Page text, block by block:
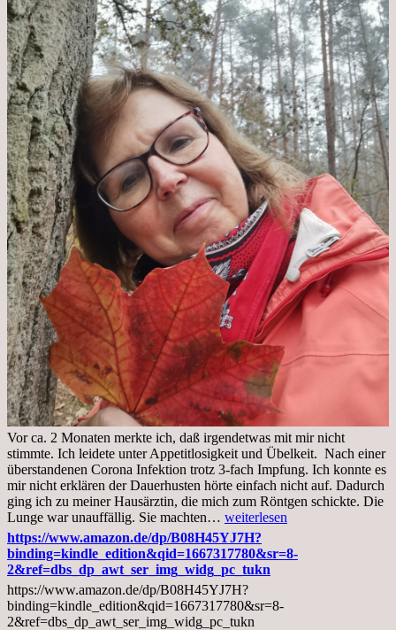
Vor ca. 2 Monaten merkte ich, daß irgendetwas mit mir nicht
stimmte. Ich leidete unter Appetitlosigkeit und Übelkeit. Nach einer
überstandenen Corona Infektion trotz 3-fach Impfung. Ich konnte es
mir nicht erklären der Dauerhusten hörte einfach nicht auf. Dadurch
ging ich zu meiner Hausärztin, die mich zum Röntgen schickte. Die
Lunge war unauffällig. Sie machten… Mittwoch,
02.11.2022,
Arztgespräch
und
Diagnose
Lebermetastasen
weiterlesen
https://www.amazon.de/dp/B08H45YJ7H?
binding=kindle_edition&qid=1667317780&sr=8-
2&ref=dbs_dp_awt_ser_img_widg_pc_tukn
https://www.amazon.de/dp/B08H45YJ7H?
binding=kindle_edition&qid=1667317780&sr=8-
2&ref=dbs_dp_awt_ser_img_widg_pc_tukn